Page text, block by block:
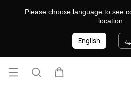
Please choose language to see
location.
English
فتح